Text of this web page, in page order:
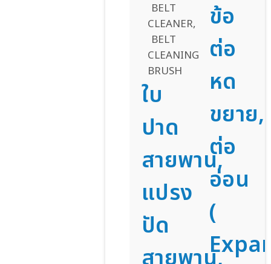
ใบ
ปาด
สายพาน,
แปรง
ปัด
ข้อ
ต่อ
หด
ขยาย
ต่อ
อ่อน
(